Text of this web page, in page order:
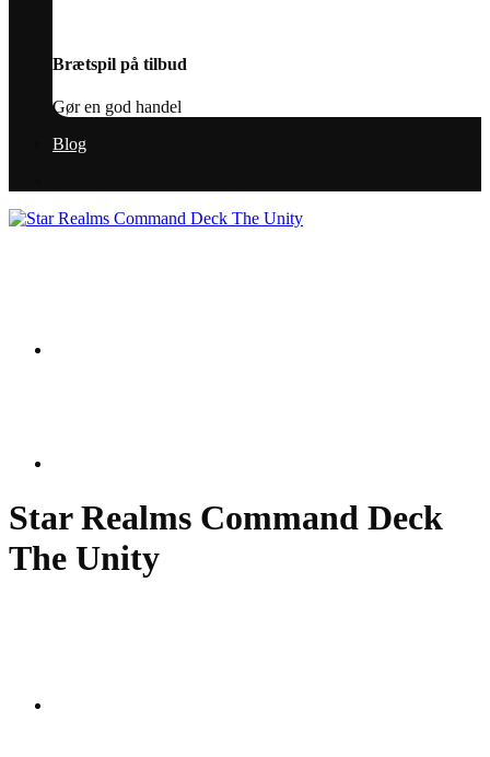
Brætspil på tilbud
Gør en god handel
Blog
Star Realms Command Deck
The Unity